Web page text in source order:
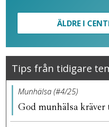
ÄLDRE I
Tips från tidigare
Munhälsa (#4/25)
God munhälsa